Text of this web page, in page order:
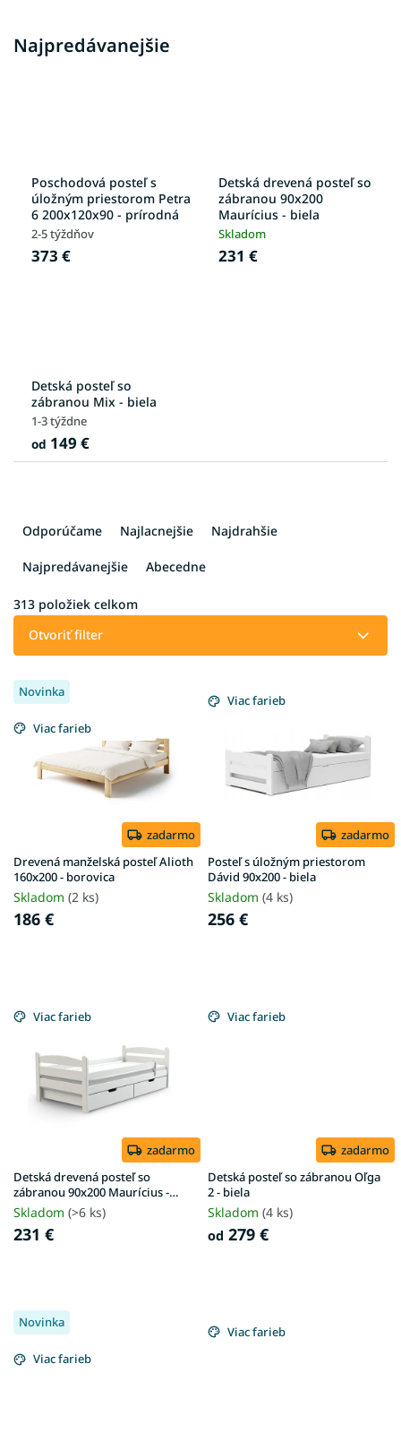
Najpredávanejšie
Poschodová posteľ s
úložným priestorom Petra
6 200x120x90 - prírodná
2-5 týždňov
373 €
Detská drevená posteľ so
zábranou 90x200
Maurícius - biela
Skladom
231 €
Detská posteľ so
zábranou Mix - biela
1-3 týždne
od 149 €
a
i
o
d
u
Odporúčame Najlacnejšie Najdrahšie
Najpredávanejšie Abecedne
313 položiek celkom
Otvoriť filter
V
ý
p
i
u
k
t
o
Novinka
Viac farieb
zadarmo
Drevená manželská posteľ Alioth
160x200 - borovica
Skladom (2 ks)
186 €
Viac farieb
zadarmo
Posteľ s úložným priestorom
Dávid 90x200 - biela
Skladom (4 ks)
256 €
Viac farieb
zadarmo
Detská drevená posteľ so
zábranou 90x200 Maurícius -
biela
Skladom (>6 ks)
231 €
Viac farieb
zadarmo
Detská posteľ so zábranou Oľga
2 - biela
Skladom (4 ks)
od 279 €
Novinka
Viac farieb
Viac farieb